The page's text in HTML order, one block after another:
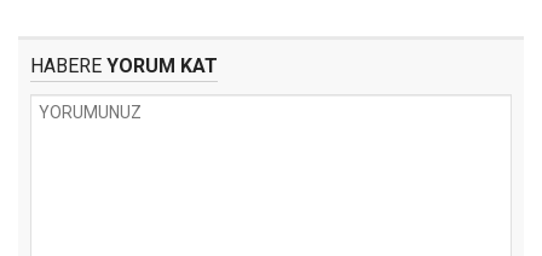
HABERE YORUM KAT